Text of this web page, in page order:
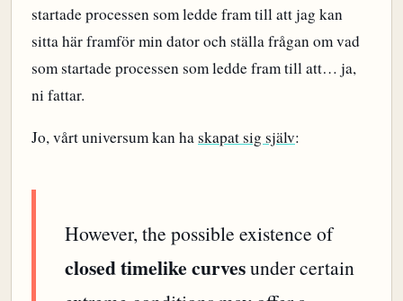
startade processen som ledde fram till att jag kan
sitta här framför min dator och ställa frågan om vad
som startade processen som ledde fram till att… ja,
ni fattar.
Jo, vårt universum kan haskapat sig själv:
However, the possible existence of
closed timelike curvesunder certain